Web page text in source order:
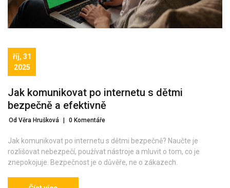
říj, 31
2025
Jak komunikovat po internetu s dětmi
bezpečně a efektivně
Od Věra Hrušková 0 Komentáře
Jak komunikovat po internetu s dětmi bezpečně? Naučte je
rozlišovat nebezpečí, používat nástroje a mluvit o tom, co je
znepokojuje. Bezpečnost je o důvěře, ne o zákazech.